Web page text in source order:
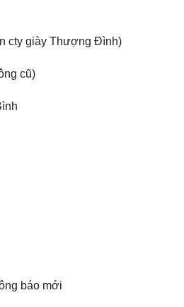
cty giày Thượng Đình)
cũ)
báo mới